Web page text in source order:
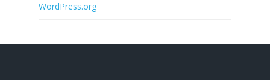
WordPress.org